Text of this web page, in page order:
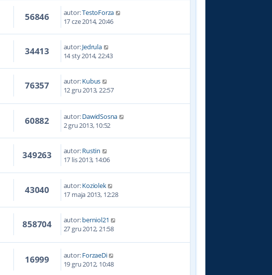
56846 autor:TestoForza
17 cze 2014, 20:46
34413 autor:Jedrula
14 sty 2014, 22:43
76357 autor:Kubus
12 gru 2013, 22:57
60882 autor:DawidSosna
2 gru 2013, 10:52
349263 autor:Rustin
17 lis 2013, 14:06
43040 autor:Koziolek
17 maja 2013, 12:28
858704 autor:berniol21
27 gru 2012, 21:58
16999 autor:ForzaeDi
19 gru 2012, 10:48